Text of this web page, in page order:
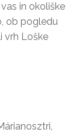
in okoliške
ob pogledu
vrh Loške